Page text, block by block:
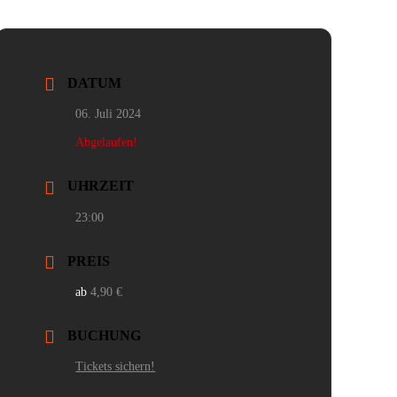
DATUM
06. Juli 2024
Abgelaufen!
UHRZEIT
23:00
PREIS
4,90 €
BUCHUNG
Tickets sichern!